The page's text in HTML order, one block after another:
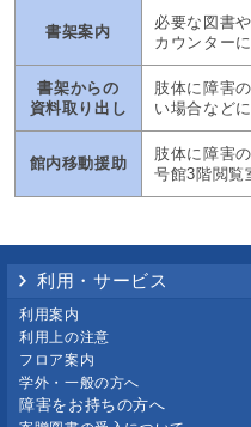
書架案内
必要な図書
カウンター
書架からの
資料取り出し
肢体に障害
い場合など
館内移動援助
肢体に障害
号館3階閲覧
利用・サービス
利用案内
利用上の注意
フロア案内
学外・一般の方へ
障害をお持ちの方へ